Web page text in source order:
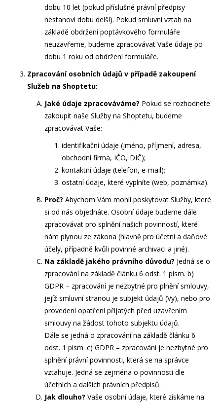
dobu 10 let (pokud příslušné právní předpisy
nestanoví dobu delší). Pokud smluvní vztah na
základě obdržení poptávkového formuláře
neuzavřeme, budeme zpracovávat Vaše údaje po
dobu 1 roku od obdržení formuláře.
Zpracování osobních údajů v případě zakoupení
Služeb na Shoptetu:
Jaké údaje zpracováváme? Pokud se rozhodnete
zakoupit naše Služby na Shoptetu, budeme
zpracovávat Vaše:
identifikační údaje (jméno, příjmení, adresa,
obchodní firma, IČO, DIČ);
kontaktní údaje (telefon, e-mail);
ostatní údaje, které vyplníte (web, poznámka).
Proč? Abychom Vám mohli poskytovat Služby, které
si od nás objednáte. Osobní údaje budeme dále
zpracovávat pro splnění našich povinností, které
nám plynou ze zákona (hlavně pro účetní a daňové
účely, případně kvůli povinné archivaci a jiné).
Na základě jakého právního důvodu? Jedná se o
zpracování na základě článku 6 odst. 1 písm. b)
GDPR – zpracování je nezbytné pro plnění smlouvy,
jejíž smluvní stranou je subjekt údajů (Vy), nebo pro
provedení opatření přijatých před uzavřením
smlouvy na žádost tohoto subjektu údajů.
Dále se jedná o zpracování na základě článku 6
odst. 1 písm. c) GDPR – zpracování je nezbytné pro
splnění právní povinnosti, která se na správce
vztahuje. Jedná se zejména o povinnosti dle
účetních a dalších právních předpisů.
Jak dlouho? Vaše osobní údaje, které získáme na